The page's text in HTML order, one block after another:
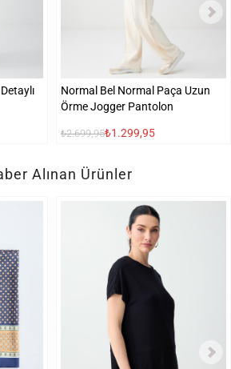
Normal Bel Normal Paça Uzun
Örme Jogger Pantolon
₺2.699,95₺1.299,95
Alınan Ürünler